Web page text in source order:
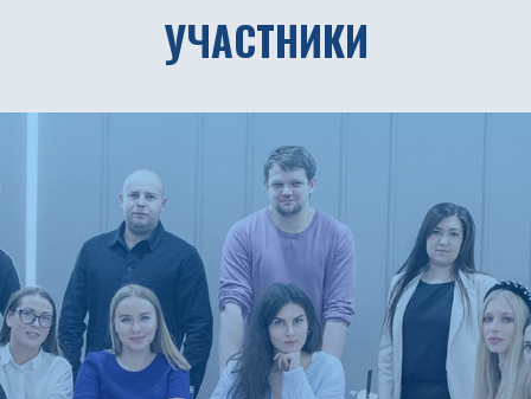
УЧАСТНИКИ